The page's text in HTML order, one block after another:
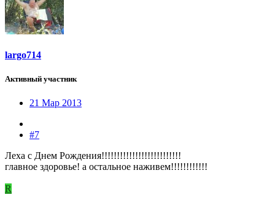
largo714
Активный участник
21 Мар 2013
#7
Леха с Днем Рождения!!!!!!!!!!!!!!!!!!!!!!!!!!
главное здоровье! а остальное наживем!!!!!!!!!!!!
R